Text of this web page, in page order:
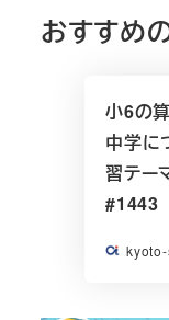
おすすめ
小6の
中学に
習テー
#1443